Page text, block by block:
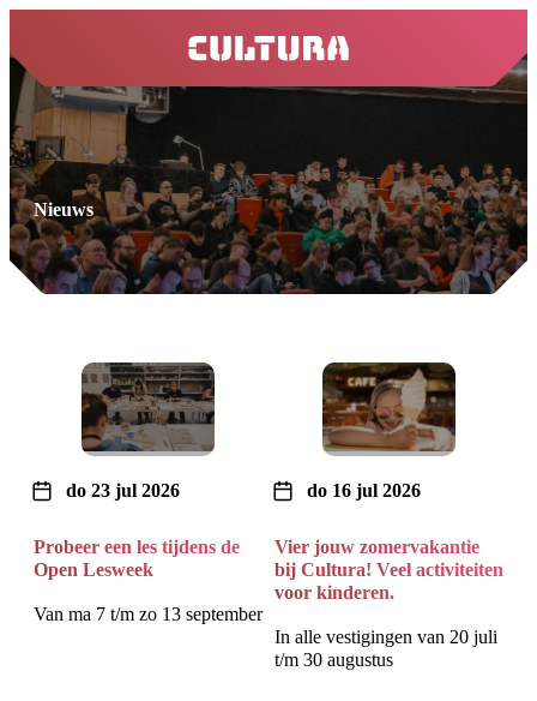
home
Nieuws
Probeer een les tijdens de
Open Lesweek
do 23 jul 2026
Van ma 7 t/m zo 13 september
Vier jouw zomervakantie
bij Cultura! Veel activiteiten
voor kinderen.
do 16 jul 2026
In alle vestigingen van 20 juli
t/m 30 augustus